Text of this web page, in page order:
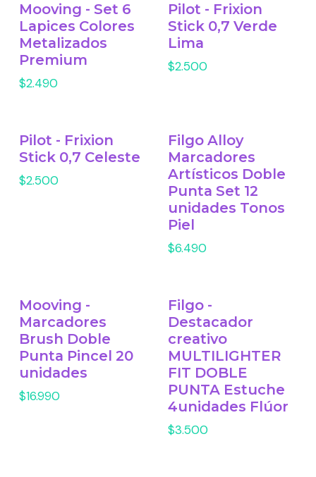
Mooving - Set 6
Lapices Colores
Metalizados
Premium
$2.490
Pilot - Frixion
Stick 0,7 Verde
Lima
$2.500
Pilot - Frixion
Stick 0,7 Celeste
$2.500
Filgo Alloy
Marcadores
Artísticos Doble
Punta Set 12
unidades Tonos
Piel
$6.490
Mooving -
Marcadores
Brush Doble
Punta Pincel 20
unidades
$16.990
Filgo -
Destacador
creativo
MULTILIGHTER
FIT DOBLE
PUNTA Estuche
4unidades Flúor
$3.500